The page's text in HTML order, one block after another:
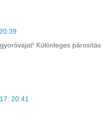
Különleges párosítás
20:41